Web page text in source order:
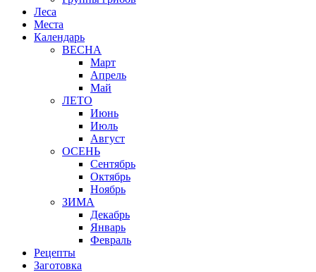
Леса
Места
Календарь
ВЕСНА
Март
Апрель
Май
ЛЕТО
Июнь
Июль
Август
ОСЕНЬ
Сентябрь
Октябрь
Ноябрь
ЗИМА
Декабрь
Январь
Февраль
Рецепты
Заготовка